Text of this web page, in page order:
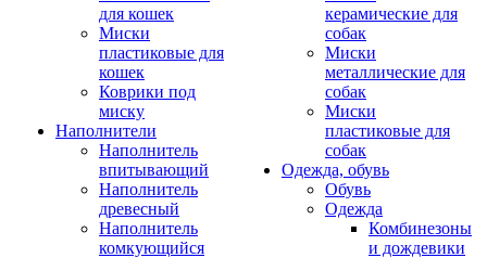
для кошек
Миски
пластиковые для
кошек
Коврики под
миску
Наполнители
Наполнитель
впитывающий
Наполнитель
древесный
Наполнитель
комкующийся
керамические для
собак
Миски
металлические для
собак
Миски
пластиковые для
собак
Одежда, обувь
Обувь
Одежда
Комбинезоны
и дождевики